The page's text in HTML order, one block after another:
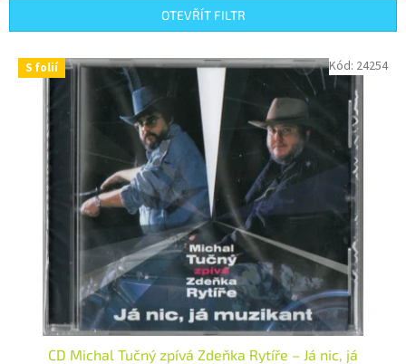
r
OTEVŘÍT FILTR
V S folií
CD Michal Tučný zpívá Zdeňka Rytíře – Já nic, já
Kód: 24254